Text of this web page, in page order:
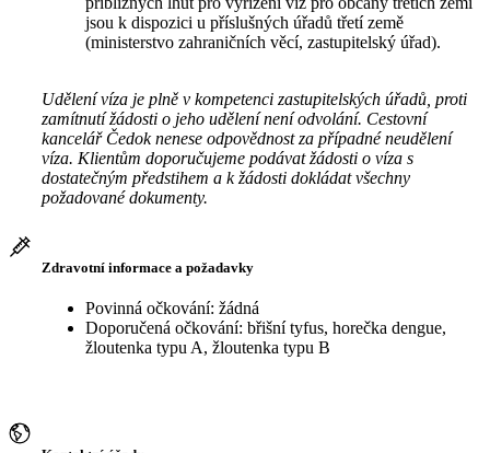
jsou k dispozici u příslušných úřadů třetí země
(ministerstvo zahraničních věcí, zastupitelský úřad).
Udělení víza je plně v kompetenci zastupitelských úřadů, proti
zamítnutí žádosti o jeho udělení není odvolání. Cestovní
kancelář Čedok nenese odpovědnost za případné neudělení
víza. Klientům doporučujeme podávat žádosti o víza s
dostatečným předstihem a k žádosti dokládat všechny
požadované dokumenty.
Zdravotní informace a požadavky
Povinná očkování: žádná
Doporučená očkování: břišní tyfus, horečka dengue,
žloutenka typu A, žloutenka typu B